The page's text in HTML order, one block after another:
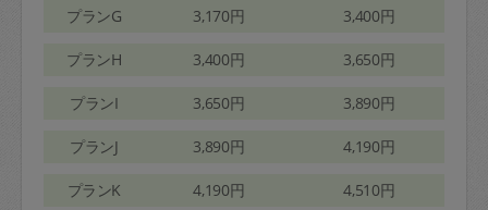
プランG 3,170円 3,400円
プランH 3,400円 3,650円
プランI 3,650円 3,890円
プランJ 3,890円 4,190円
プランK 4,190円 4,510円